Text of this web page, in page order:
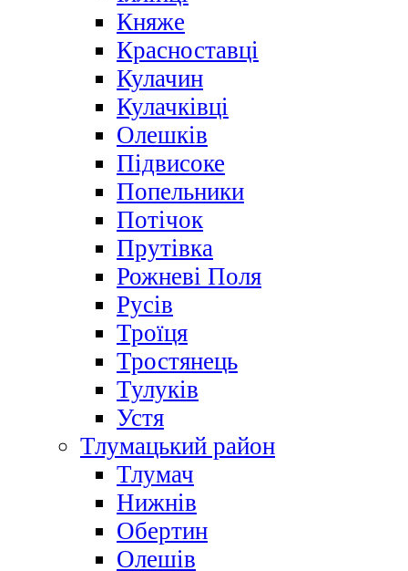
Княже
Красноставці
Кулачин
Кулачківці
Олешків
Підвисоке
Попельники
Потічок
Прутівка
Рожневі Поля
Русів
Троїця
Тростянець
Тулуків
Устя
Тлумацький район
Тлумач
Нижнів
Обертин
Олешів